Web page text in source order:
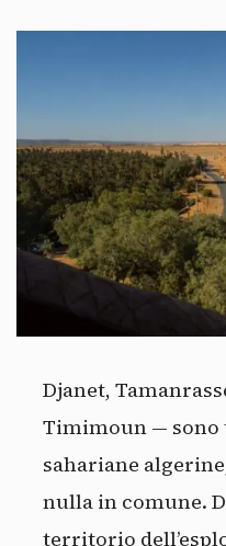
Djanet,
Timimoun —
sahariane
nulla in comune.
territorio